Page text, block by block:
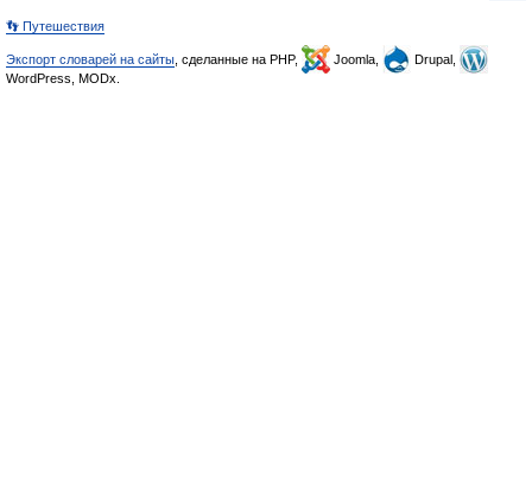
👣 Путешествия
Экспорт словарей на сайты , сделанные на PHP, Joomla,
Drupal,
WordPress, MODx.